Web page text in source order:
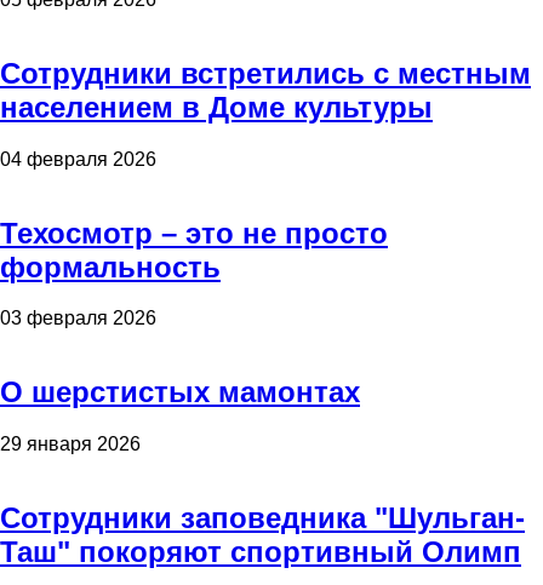
Сотрудники встретились с местным
населением в Доме культуры
04 февраля 2026
Техосмотр – это не просто
формальность
03 февраля 2026
О шерстистых мамонтах
29 января 2026
Сотрудники заповедника "Шульган-
Таш" покоряют спортивный Олимп